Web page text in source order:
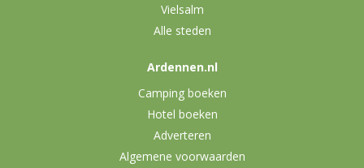
Vielsalm
Alle steden
Ardennen.nl
Camping boeken
Hotel boeken
Adverteren
Algemene voorwaarden